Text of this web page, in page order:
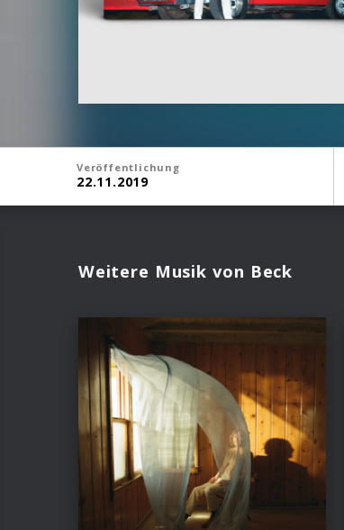
Veröffentlichung
22.11.2019
Weitere Musik von Beck